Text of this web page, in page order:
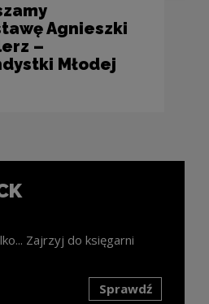
Agnieszki
–
Młodej
Zajrzyj do księgarni
Sprawdź